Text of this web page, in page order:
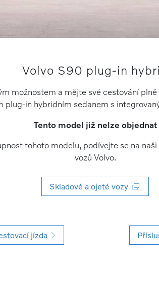
Volvo S90 plug-in
možnostem a mějte své cestování
plug-in hybridním sedanem s
Tento model již nelze objednat
tohoto modelu, podívejte se na
vozů Volvo.
Skladové a ojeté vozy
jízda